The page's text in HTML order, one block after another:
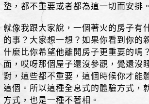
墊，都不重要或者都為這一切而安排
就像我跟大家說，一個著火的房子有
的事？大家想一想？如果你看到你的
什麼比你希望他離開房子更重要的嗎
面，哎呀那個屋子還沒參觀，覺還沒
對，這些都不重要，這個時候你才能
這個。所以這種全息式的體驗方式，
方式，也是一種不著相。